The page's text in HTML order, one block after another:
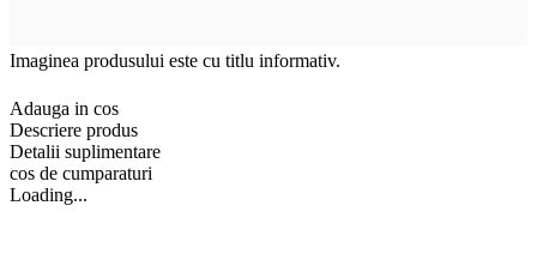
Imaginea produsului este cu titlu informativ.
Adauga in cos
Descriere produs
Detalii suplimentare
cos de cumparaturi
Loading...